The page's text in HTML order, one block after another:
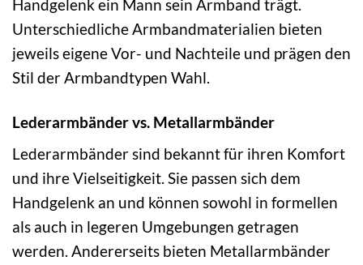
Handgelenk ein Mann sein Armband trägt.
Unterschiedliche Armbandmaterialien bieten
jeweils eigene Vor- und Nachteile und prägen den
Stil der Armbandtypen Wahl.
Lederarmbänder vs. Metallarmbänder
Lederarmbänder sind bekannt für ihren Komfort
und ihre Vielseitigkeit. Sie passen sich dem
Handgelenk an und können sowohl in formellen
als auch in legeren Umgebungen getragen
werden. Andererseits bieten Metallarmbänder